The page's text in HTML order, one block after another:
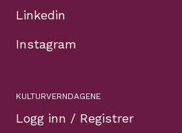
Linkedin
Instagram
KULTURVERNDAGENE
Logg inn / Registrer